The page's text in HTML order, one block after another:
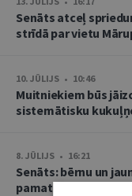
Senāts atceļ
strīdā par vietu
10. JŪLIJS • 10:46
Muitniekiem būs
sistemātisku
8. JŪLIJS • 16:21
Senāts: bērnu un
pamatu